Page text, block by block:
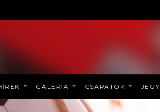
GALÉRIA CSAPATOK